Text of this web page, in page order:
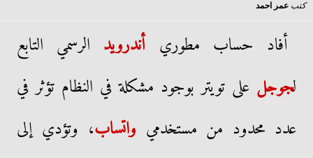
كتب عمر احمد
أفاد حساب مطوريأندرويد الرسمي التابع
لجوجل على تويتر بوجود مشكلة في النظام تؤثر في
عدد محدود من مستخدمي واتساب، وتؤدي إلى